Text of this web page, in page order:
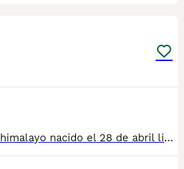
Disponible gatitos persa himalayo nacido el 28 de abril listo para entregar comiendo pienso de cachorros muy bien muy sanito muy papilado se entregan vacunados desparasitado con tu cartilla veterinaria al día para más información al teléfono 679 80 50 21 demando fotos y vídeo por whatsapp